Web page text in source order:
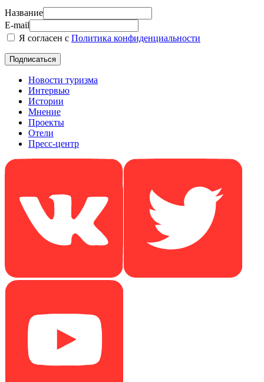
Название
E-mail
Я согласен с Политика конфиденциальности
Новости туризма
Интервью
Истории
Мнение
Проекты
Отели
Пресс-центр